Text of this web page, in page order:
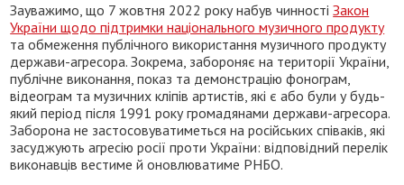
Зауважимо, що 7 жовтня 2022 року набув чинностіЗакон
України щодо підтримки національного музичного продукту
та обмеження публічного використання музичного продукту
держави-агресора. Зокрема, забороняє на території України,
публічне виконання, показ та демонстрацію фонограм,
відеограм та музичних кліпів артистів, які є або були у будь-
який період після 1991 року громадянами держави-агресора.
Заборона не застосовуватиметься на російських співаків, які
засуджують агресію росії проти України: відповідний перелік
виконавців вестиме й оновлюватиме РНБО.